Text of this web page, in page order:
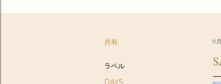
共有
ラベル
DAYS
9